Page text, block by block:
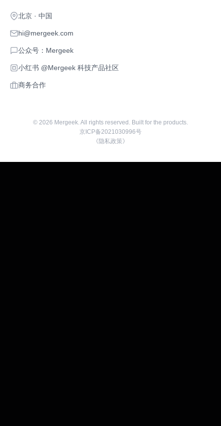
北京 · 中国
hi@mergeek.com
公众号：Mergeek
小红书 @Mergeek 科技产品社区
商务合作
© 2026 Mergeek. All rights reserved. Built for the products.
京ICP备2021030996号
《隐私政策》